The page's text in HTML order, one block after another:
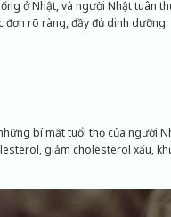
ở Nhật, và người Nhật tuân
đơn rõ ràng, đầy đủ dinh
bí mật tuổi thọ của người
giảm cholesterol xấu,